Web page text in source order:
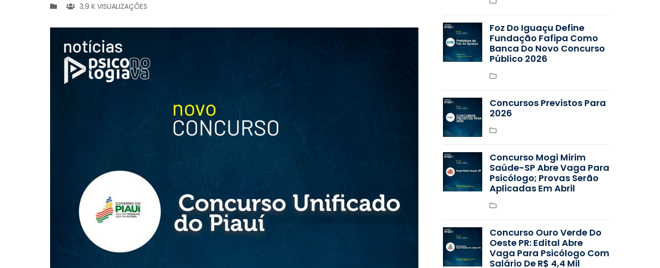
3,9 K VISUALIZAÇÕES
Foz Do Iguaçu Define
Fundação Fafipa Como
Banca Do Novo Concurso
Público 2026
Concursos Previstos Para
2026
Concurso Mogi Mirim
Saúde-SP Abre Vaga Para
Psicólogo; Provas Serão
Aplicadas Em Abril
Concurso Ouro Verde Do
Oeste PR: Edital Abre
Vaga Para Psicólogo Com
Salário De R$ 4,4 Mil